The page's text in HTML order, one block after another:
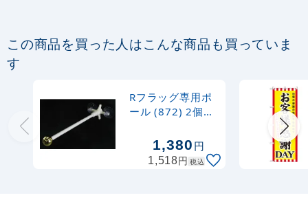
887円 税抜
カゴへ
この商品を買った人はこんな商品も買っていま
す
Rフラッグ専用ポ
ール (872) 2個吸
26cm金1,380円
1,518円 税込